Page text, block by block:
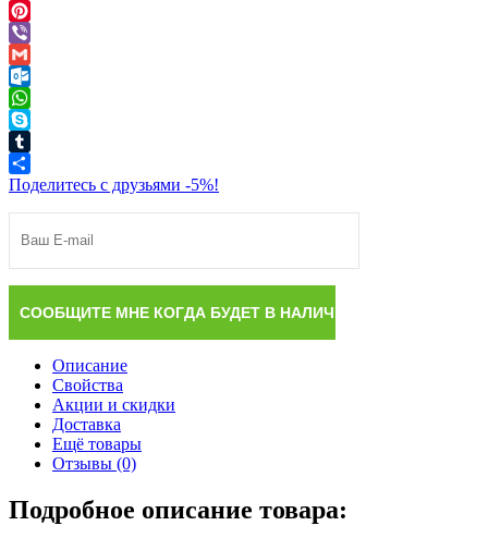
LiveJournal
Pinterest
Viber
Gmail
Outlook.com
WhatsApp
Skype
Tumblr
Поделитесь с друзьями -5%!
Описание
Свойства
Акции и скидки
Доставка
Ещё товары
Отзывы (0)
Подробное описание товара: